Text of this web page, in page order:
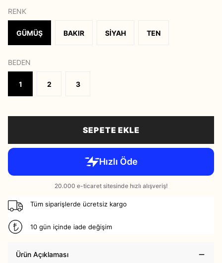
RENK
GÜMÜŞ BAKIR SİYAH TEN
BEDEN
1 2 3
SEPETE EKLE
Tüm siparişlerde ücretsiz kargo
10 gün içinde iade değişim
Ürün Açıklaması